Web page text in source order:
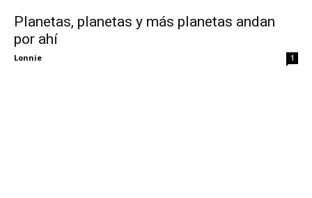
Planetas, planetas y más planetas andan
por ahí
Lonnie 1